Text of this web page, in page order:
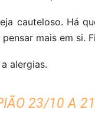
cauteloso. Há
mais em si.
alergias.
23/10 A